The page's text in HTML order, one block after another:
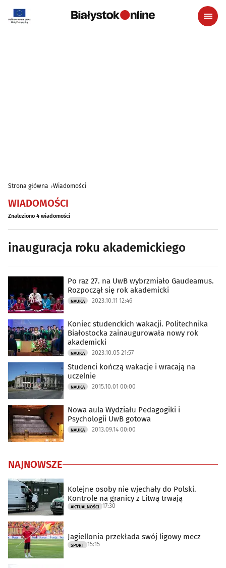
Strona główna Wiadomości
WIADOMOŚCI
Znaleziono 4 wiadomości
inauguracja roku akademickiego
Po raz 27. na UwB wybrzmiało Gaudeamus.
Rozpoczął się rok akademicki
NAUKA 2023.10.11 12:46
Koniec studenckich wakacji. Politechnika
Białostocka zainaugurowała nowy rok
akademicki
NAUKA 2023.10.05 21:57
Studenci kończą wakacje i wracają na
uczelnie
NAUKA 2015.10.01 00:00
Nowa aula Wydziału Pedagogiki i
Psychologii UwB gotowa
NAUKA 2013.09.14 00:00
NAJNOWSZE
Kolejne osoby nie wjechały do Polski.
Kontrole na granicy z Litwą trwają
AKTUALNOŚCI 17:30
Jagiellonia przekłada swój ligowy mecz
SPORT 15:15